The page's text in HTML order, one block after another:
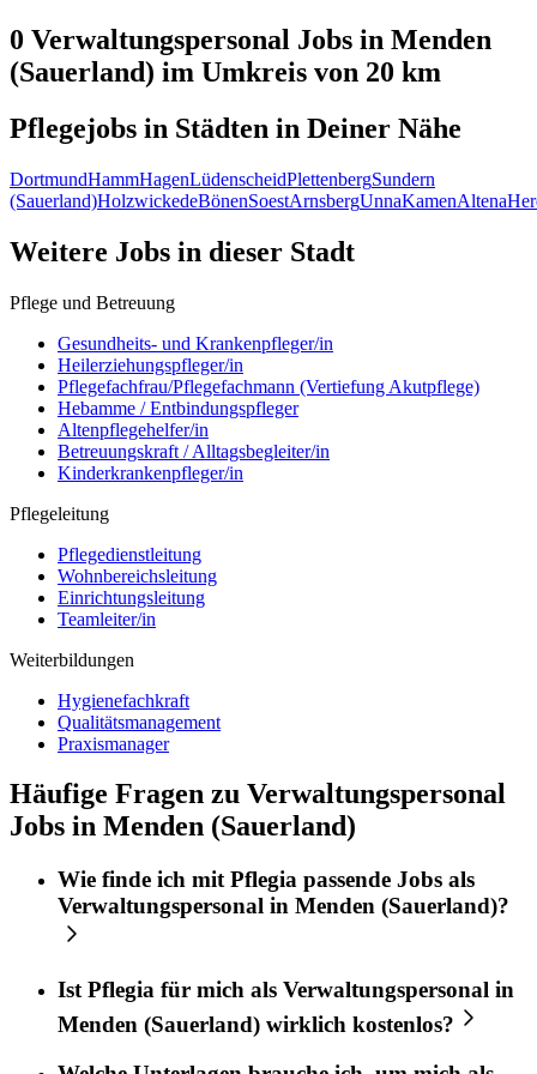
0 Verwaltungspersonal Jobs in Menden
(Sauerland) im Umkreis von 20 km
Pflegejobs in Städten in Deiner Nähe
DortmundHammHagenLüdenscheidPlettenbergSundern
(Sauerland)HolzwickedeBönenSoestArnsbergUnnaKamenAltena
Weitere Jobs in dieser Stadt
Pflege und Betreuung
Gesundheits- und Krankenpfleger/in
Heilerziehungspfleger/in
Pflegefachfrau/Pflegefachmann (Vertiefung Akutpflege)
Hebamme / Entbindungspfleger
Altenpflegehelfer/in
Betreuungskraft / Alltagsbegleiter/in
Kinderkrankenpfleger/in
Pflegeleitung
Pflegedienstleitung
Wohnbereichsleitung
Einrichtungsleitung
Teamleiter/in
Weiterbildungen
Hygienefachkraft
Qualitätsmanagement
Praxismanager
Häufige Fragen zu Verwaltungspersonal
Jobs in Menden (Sauerland)
Wie finde ich mitPflegia passende Jobs als
Verwaltungspersonal in Menden (Sauerland)?
Ist Pflegia für mich als Verwaltungspersonal in
Menden (Sauerland) wirklich kostenlos?